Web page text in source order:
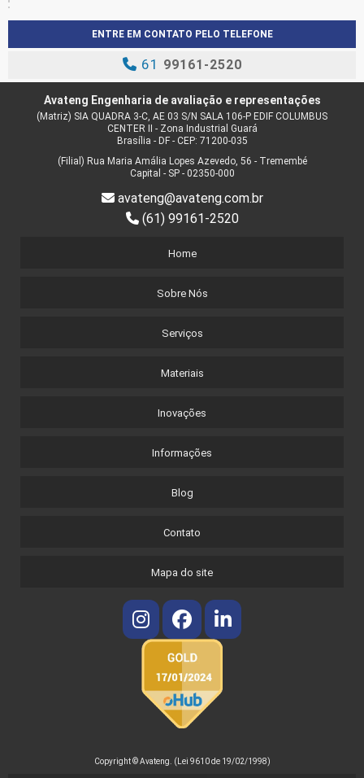
ENTRE EM CONTATO PELO TELEFONE
61 99161-2520
Avateng Engenharia de avaliação e representações
(Matriz) SIA QUADRA 3-C, AE 03 S/N SALA 106-P EDIF COLUMBUS
CENTER II - Zona Industrial Guará
Brasília - DF - CEP: 71200-035
(Filial) Rua Maria Amália Lopes Azevedo, 56 - Tremembé
Capital - SP - 02350-000
avateng@avateng.com.br
(61) 99161-2520
Home
Sobre Nós
Serviços
Materiais
Inovações
Informações
Blog
Contato
Mapa do site
Copyright © Avateng. (Lei 9610 de 19/02/1998)